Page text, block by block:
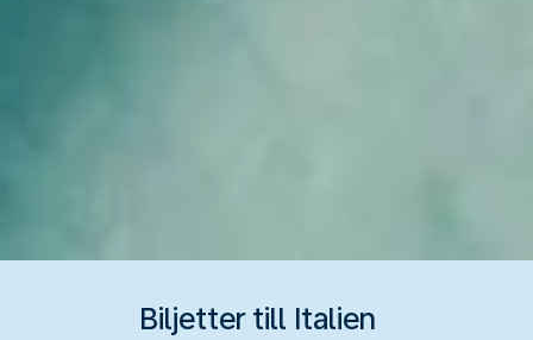
Biljetter till Italien